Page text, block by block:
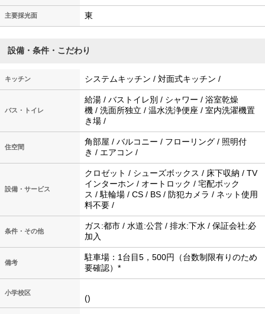
主要採光面 東
設備・条件・こだわり
キッチン システムキッチン / 対面式キッチン /
バス・トイレ
給湯 / バストイレ別 / シャワー / 浴室乾燥
機 / 洗面所独立 / 温水洗浄便座 / 室内洗濯機置
き場 /
住空間
角部屋 / バルコニー / フローリング / 照明付
き / エアコン /
設備・サービス
クロゼット / シューズボックス / 床下収納 / TV
インターホン / オートロック / 宅配ボック
ス / 駐輪場 / CS / BS / 防犯カメラ / ネット使用
料不要 /
条件・その他
ガス:都市 / 水道:公営 / 排水:下水 / 保証会社:必
加入
備考
駐車場：1台目5，500円（台数制限有りのため
要確認）*
小学校区
()